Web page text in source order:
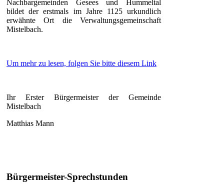
Nachbargemeinden Gesees und Hummeltal
bildet der erstmals im Jahre 1125 urkundlich
erwähnte Ort die Verwaltungsgemeinschaft
Mistelbach.
Um mehr zu lesen, folgen Sie bitte diesem Link
Ihr Erster Bürgermeister der Gemeinde
Mistelbach
Matthias Mann
Bürgermeister-Sprechstunden